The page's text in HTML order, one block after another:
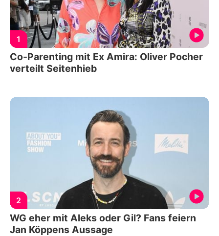
1
Co-Parenting mit Ex Amira: Oliver Pocher
verteilt Seitenhieb
2
WG eher mit Aleks oder Gil? Fans feiern
Jan Köppens Aussage